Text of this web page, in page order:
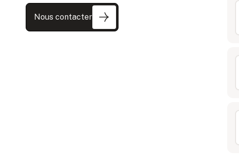
Nous contacter